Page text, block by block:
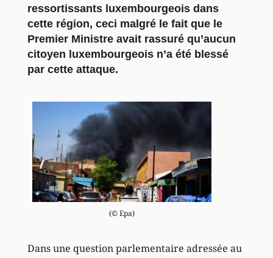
ressortissants luxembourgeois dans
cette région, ceci malgré le fait que le
Premier Ministre avait rassuré qu’aucun
citoyen luxembourgeois n’a été blessé
par cette attaque.
(© Epa)
Dans une question parlementaire adressée au